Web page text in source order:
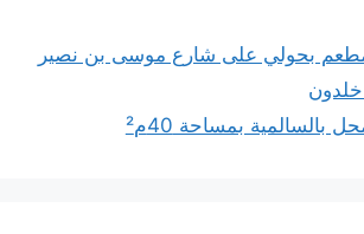
مطعم بحولي على شارع موسى بن نصير
بالسالمية بمساحة 40م²